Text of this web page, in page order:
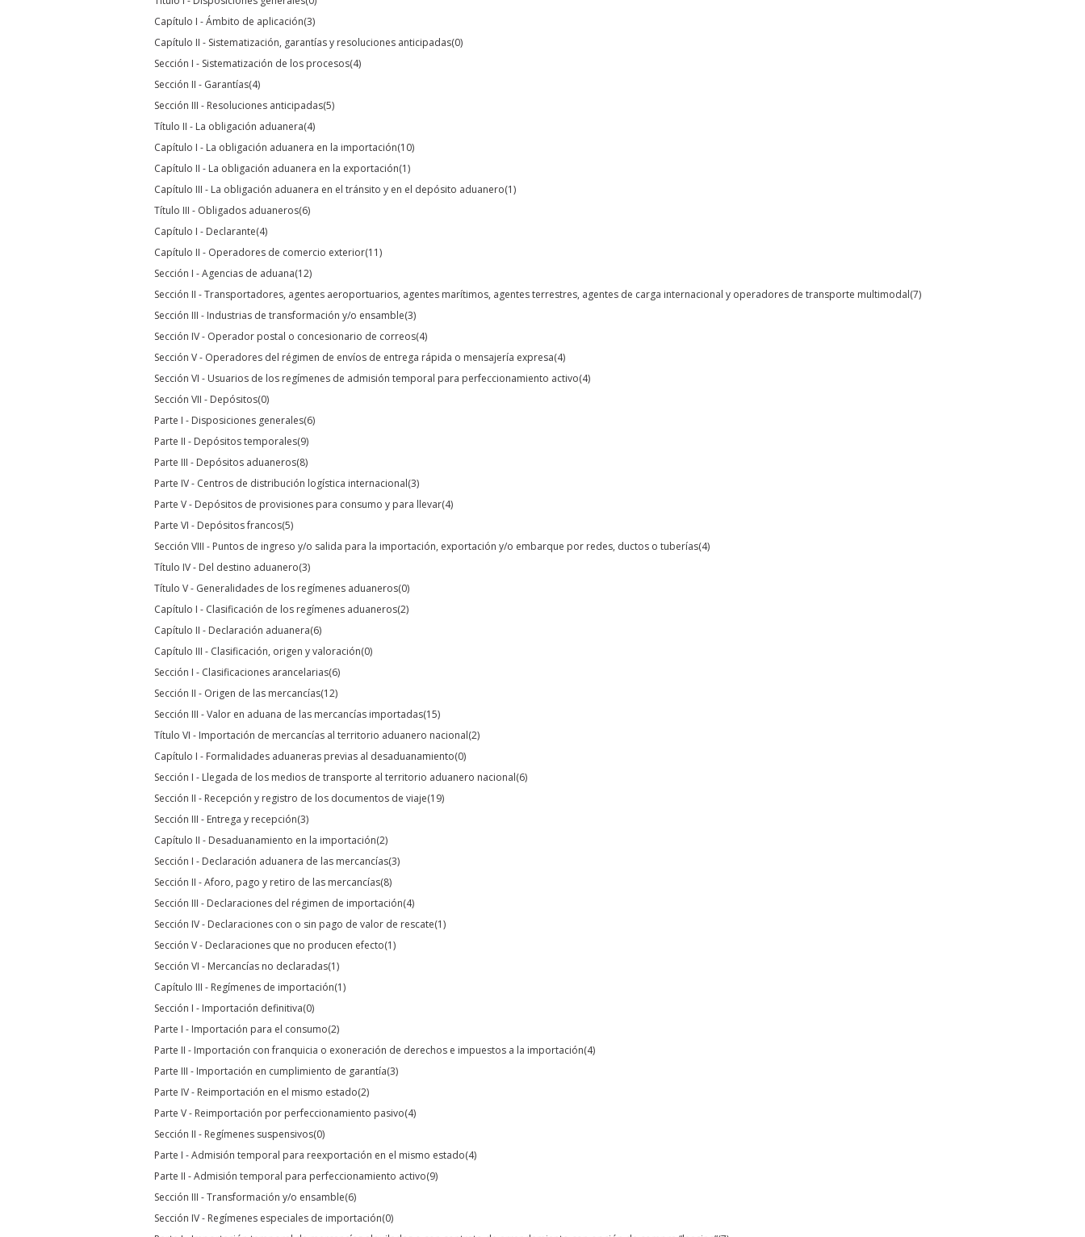
Capítulo I - Ámbito de aplicación(3)
Capítulo II - Sistematización, garantías y resoluciones anticipadas(0)
Sección I - Sistematización de los procesos(4)
Sección II - Garantías(4)
Sección III - Resoluciones anticipadas(5)
Título II - La obligación aduanera(4)
Capítulo I - La obligación aduanera en la importación(10)
Capítulo II - La obligación aduanera en la exportación(1)
Capítulo III - La obligación aduanera en el tránsito y en el depósito aduanero(1)
Título III - Obligados aduaneros(6)
Capítulo I - Declarante(4)
Capítulo II - Operadores de comercio exterior(11)
Sección I - Agencias de aduana(12)
Sección II - Transportadores, agentes aeroportuarios, agentes marítimos, agentes terrestres, agentes de carga internacional y operadores de transporte multimodal(7)
Sección III - Industrias de transformación y/o ensamble(3)
Sección IV - Operador postal o concesionario de correos(4)
Sección V - Operadores del régimen de envíos de entrega rápida o mensajería expresa(4)
Sección VI - Usuarios de los regímenes de admisión temporal para perfeccionamiento activo(4)
Sección VII - Depósitos(0)
Parte I - Disposiciones generales(6)
Parte II - Depósitos temporales(9)
Parte III - Depósitos aduaneros(8)
Parte IV - Centros de distribución logística internacional(3)
Parte V - Depósitos de provisiones para consumo y para llevar(4)
Parte VI - Depósitos francos(5)
Sección VIII - Puntos de ingreso y/o salida para la importación, exportación y/o embarque por redes, ductos o tuberías(4)
Título IV - Del destino aduanero(3)
Título V - Generalidades de los regímenes aduaneros(0)
Capítulo I - Clasificación de los regímenes aduaneros(2)
Capítulo II - Declaración aduanera(6)
Capítulo III - Clasificación, origen y valoración(0)
Sección I - Clasificaciones arancelarias(6)
Sección II - Origen de las mercancías(12)
Sección III - Valor en aduana de las mercancías importadas(15)
Título VI - Importación de mercancías al territorio aduanero nacional(2)
Capítulo I - Formalidades aduaneras previas al desaduanamiento(0)
Sección I - Llegada de los medios de transporte al territorio aduanero nacional(6)
Sección II - Recepción y registro de los documentos de viaje(19)
Sección III - Entrega y recepción(3)
Capítulo II - Desaduanamiento en la importación(2)
Sección I - Declaración aduanera de las mercancías(3)
Sección II - Aforo, pago y retiro de las mercancías(8)
Sección III - Declaraciones del régimen de importación(4)
Sección IV - Declaraciones con o sin pago de valor de rescate(1)
Sección V - Declaraciones que no producen efecto(1)
Sección VI - Mercancías no declaradas(1)
Capítulo III - Regímenes de importación(1)
Sección I - Importación definitiva(0)
Parte I - Importación para el consumo(2)
Parte II - Importación con franquicia o exoneración de derechos e impuestos a la importación(4)
Parte III - Importación en cumplimiento de garantía(3)
Parte IV - Reimportación en el mismo estado(2)
Parte V - Reimportación por perfeccionamiento pasivo(4)
Sección II - Regímenes suspensivos(0)
Parte I - Admisión temporal para reexportación en el mismo estado(4)
Parte II - Admisión temporal para perfeccionamiento activo(9)
Sección III - Transformación y/o ensamble(6)
Sección IV - Regímenes especiales de importación(0)